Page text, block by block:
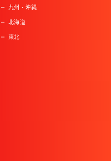
九州・沖縄
北海道
東北